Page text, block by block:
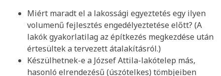
Miért maradt el a lakossági egyeztetés egy ilyen
volumenű fejlesztés engedélyeztetése előtt? (A
lakók gyakorlatilag az építkezés megkezdése után
értesültek a tervezett átalakításról.)
Készülhetnek-e a József Attila-lakótelep más,
hasonló elrendezésű (úszótelkes) tömbjeiben